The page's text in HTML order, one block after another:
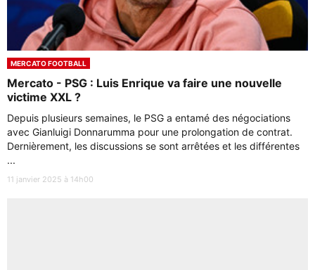
MERCATO FOOTBALL
Mercato - PSG : Luis Enrique va faire une nouvelle
victime XXL ?
Depuis plusieurs semaines, le PSG a entamé des négociations
avec Gianluigi Donnarumma pour une prolongation de contrat.
Dernièrement, les discussions se sont arrêtées et les différentes
...
11 janvier 2025 à 14h00